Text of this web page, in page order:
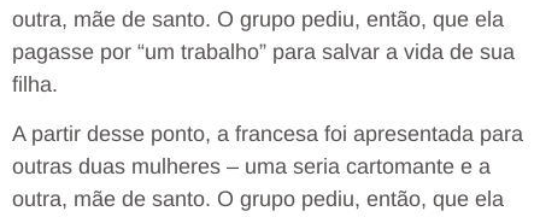
outra, mãe de santo. O grupo pediu, então, que ela
pagasse por “um trabalho” para salvar a vida de sua
filha.
A partir desse ponto, a francesa foi apresentada para
outras duas mulheres – uma seria cartomante e a
outra, mãe de santo. O grupo pediu, então, que ela